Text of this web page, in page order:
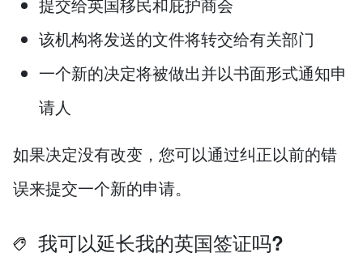
该机构将发送的文件将转交给有关部门
一个新的决定将被做出并以书面形式通知申
请人
如果决定没有改变，您可以通过纠正以前的错
误来提交一个新的申请。
我可以延长我的英国签证吗?